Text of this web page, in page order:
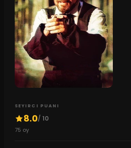
SEYIRCI PUANI
8.0/ 10
75 oy